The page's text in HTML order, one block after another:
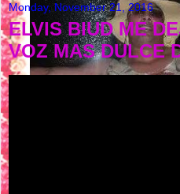
Monday, November 21, 2016
ELVIS BIUD ME
VOZ MAS DULCE